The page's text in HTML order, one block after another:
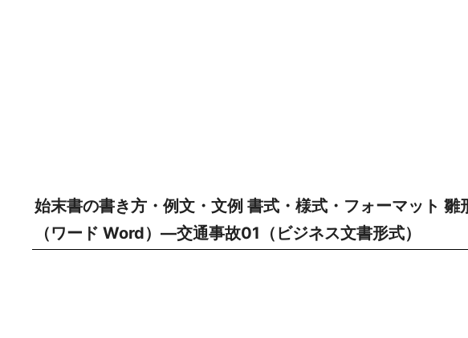
始末書の書き方・例文・文例 書式・様式・フォーマット 雛
（ワード Word）―交通事故01（ビジネス文書形式）